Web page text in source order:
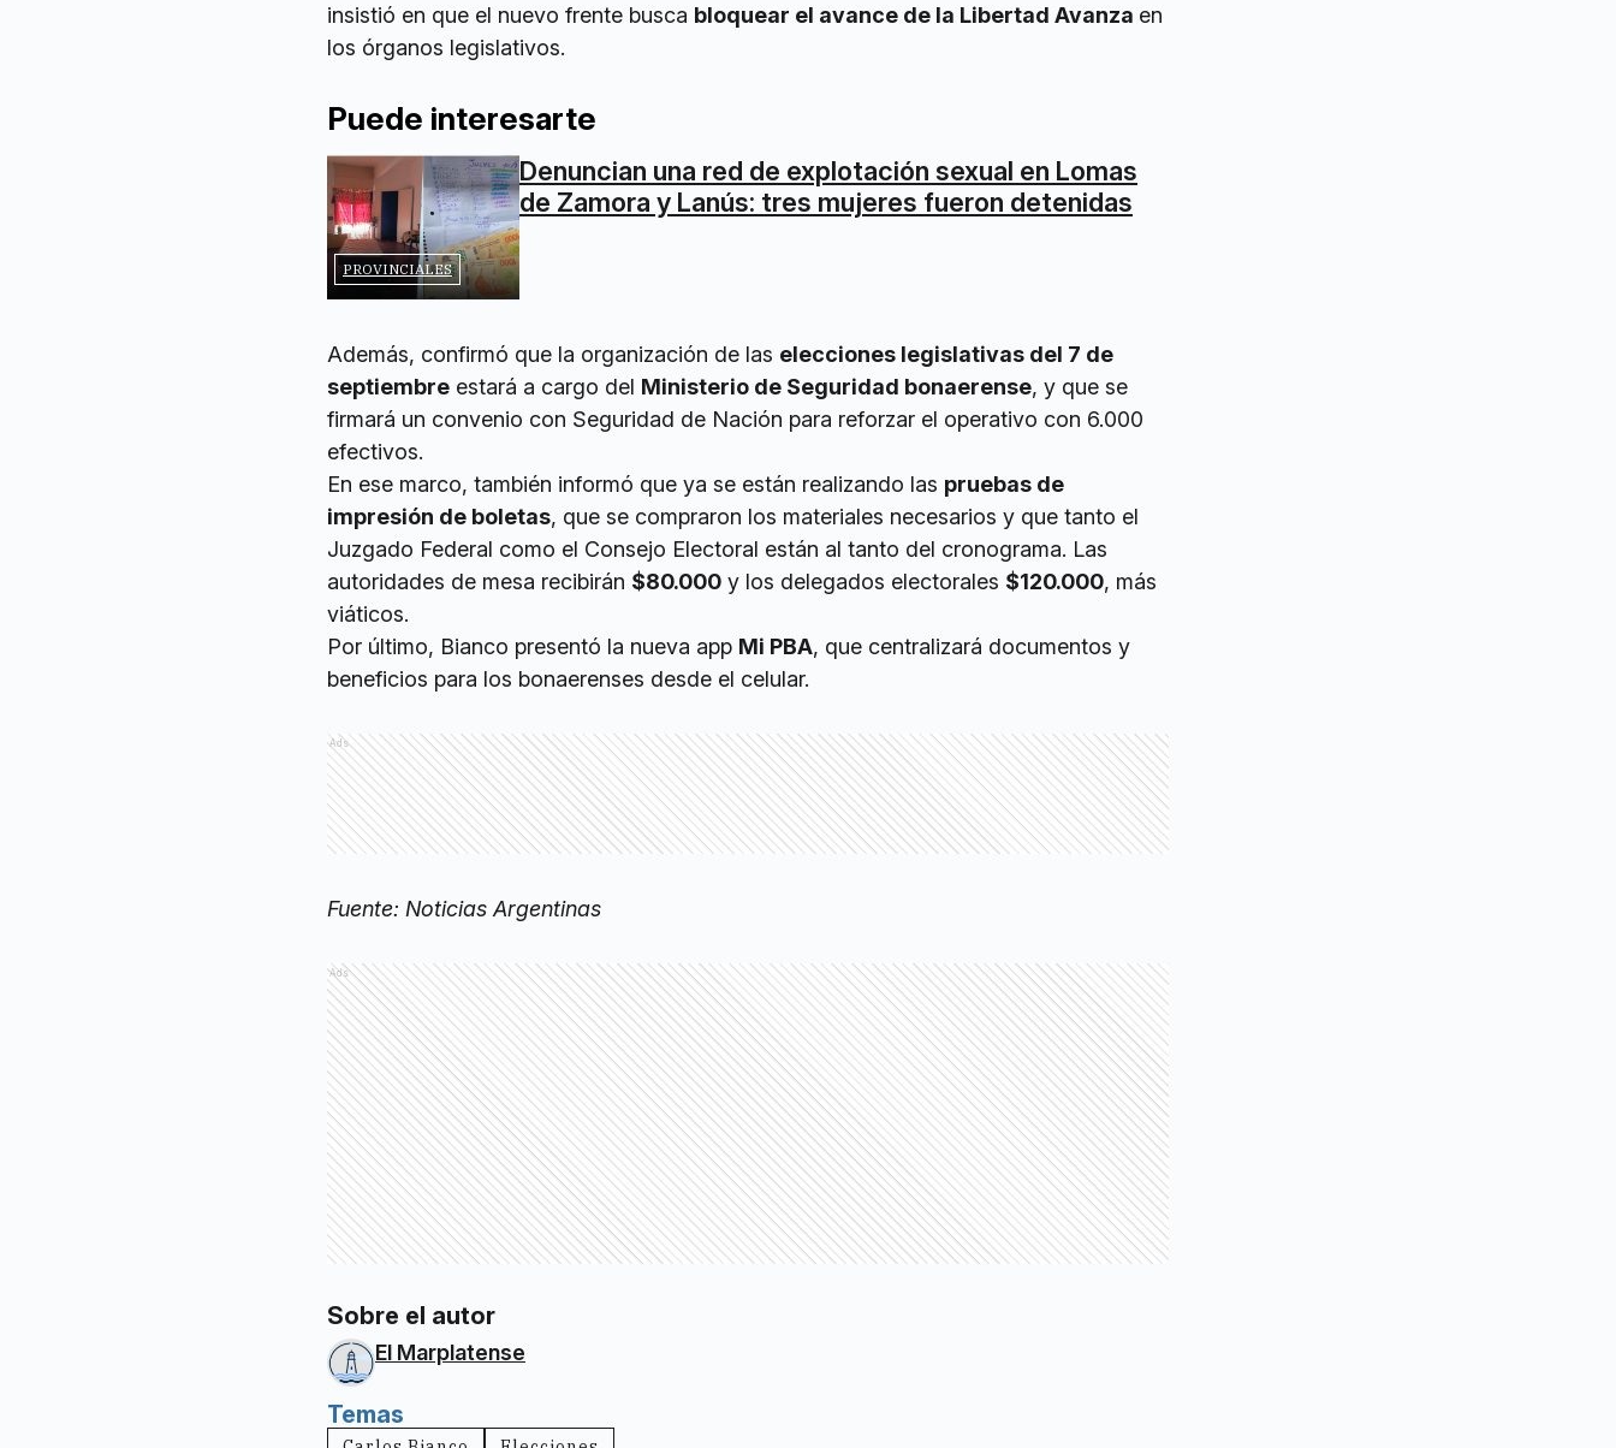
insistió en que el nuevo frente busca bloquear el avance de la Libertad Avanza en
los órganos legislativos.
Puede interesarte
PROVINCIALES
Denuncian una red de explotación sexual en Lomas
de Zamora y Lanús: tres mujeres fueron detenidas
Además, confirmó que la organización de las elecciones legislativas del 7 de
septiembre estará a cargo del Ministerio de Seguridad bonaerense, y que se
firmará un convenio con Seguridad de Nación para reforzar el operativo con 6.000
efectivos.
En ese marco, también informó que ya se están realizando las pruebas de
impresión de boletas, que se compraron los materiales necesarios y que tanto el
Juzgado Federal como el Consejo Electoral están al tanto del cronograma. Las
autoridades de mesa recibirán $80.000 y los delegados electorales $120.000, más
viáticos.
Por último, Bianco presentó la nueva app Mi PBA, que centralizará documentos y
beneficios para los bonaerenses desde el celular.
Ads
Fuente: Noticias Argentinas
Ads
Sobre el autor
El Marplatense
Temas